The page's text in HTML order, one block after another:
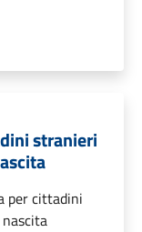
stranieri
per cittadini